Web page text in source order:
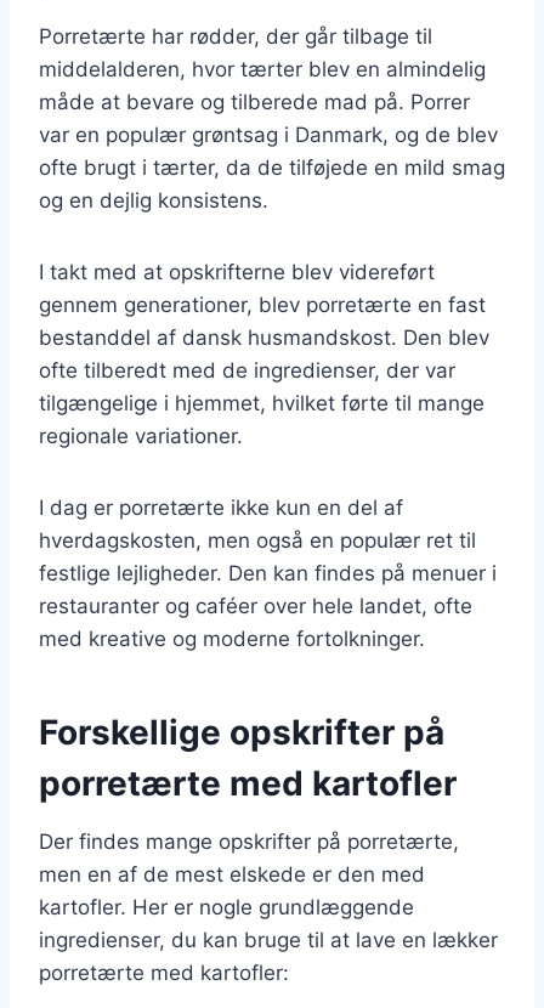
Porretærte har rødder, der går tilbage til
middelalderen, hvor tærter blev en almindelig
måde at bevare og tilberede mad på. Porrer
var en populær grøntsag i Danmark, og de blev
ofte brugt i tærter, da de tilføjede en mild smag
og en dejlig konsistens.
I takt med at opskrifterne blev videreført
gennem generationer, blev porretærte en fast
bestanddel af dansk husmandskost. Den blev
ofte tilberedt med de ingredienser, der var
tilgængelige i hjemmet, hvilket førte til mange
regionale variationer.
I dag er porretærte ikke kun en del af
hverdagskosten, men også en populær ret til
festlige lejligheder. Den kan findes på menuer i
restauranter og caféer over hele landet, ofte
med kreative og moderne fortolkninger.
Forskellige opskrifter på
porretærte med kartofler
Der findes mange opskrifter på porretærte,
men en af de mest elskede er den med
kartofler. Her er nogle grundlæggende
ingredienser, du kan bruge til at lave en lækker
porretærte med kartofler: